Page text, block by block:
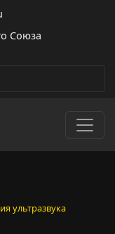
Союза
ультразвука